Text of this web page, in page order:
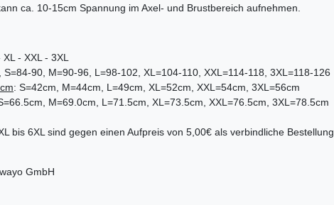
ca. 10-15cm Spannung im Axel- und Brustbereich aufnehmen.
- XXL - 3XL
S=84-90, M=90-96, L=98-102, XL=104-110, XXL=114-118, 3XL=118-126
: S=42cm, M=44cm, L=49cm, XL=52cm, XXL=54cm, 3XL=56cm
M=69.0cm, L=71.5cm, XL=73.5cm, XXL=76.5cm, 3XL=78.5cm
bis 6XL sind gegen einen Aufpreis von 5,00€ als verbindliche Bestellung
GmbH